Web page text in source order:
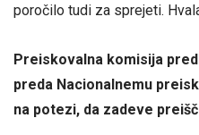
poročilo tudi za sprejeti.
Preiskovalna komisija
preda Nacionalnemu
na potezi, da zadeve